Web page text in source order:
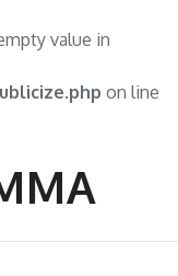
value in
on line